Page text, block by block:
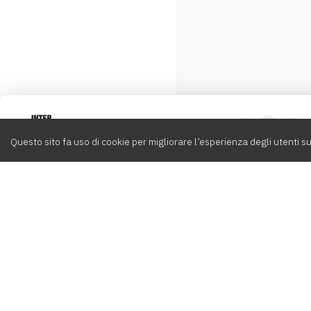
Questo sito fa uso di cookie per migliorare l’esperienza degli utenti